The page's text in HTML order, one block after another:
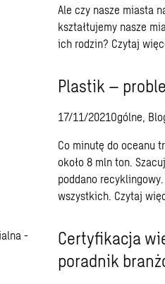
Ale czy nasze miasta
kształtujemy nasze
ich rodzin? Czytaj
Plastik –
17/11/2021Ogólne,
Co minutę do oceanu
około 8 mln ton.
poddano
wszystkich. Czytaj
Certyfikacja
poradnik